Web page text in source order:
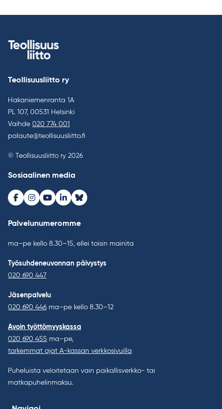
Teollisuusliitto ry
Hakaniemenranta 1A
PL 107, 00531 Helsinki
Vaihde 020 774 001
palaute@teollisuusliitto.fi
© Teollisuusliitto ry 2026
Sosiaalinen media
Facebook
Instagram
Youtube
LinkedInBluesky
Palvelunumeromme
ma–pe kello 8.30–15, ellei toisin mainita
Työsuhdeneuvonnan päivystys
020 690 447
Jäsenpalvelu
020 690 446 ma–pe kello 8.30–12
Avoin työttömyyskassa
020 690 455 ma–pe,
tarkemmat ajat A-kassan verkkosivuilla
Puheluista veloitetaan vain paikallisverkko- tai
matkapuhelinmaksu.